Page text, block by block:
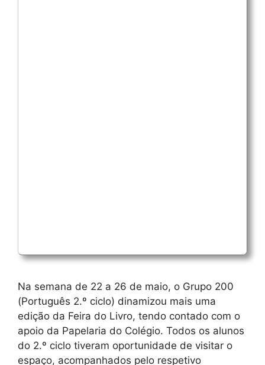
Na semana de 22 a 26 de maio, o Grupo 200
(Português 2.º ciclo) dinamizou mais uma
edição da Feira do Livro, tendo contado com o
apoio da Papelaria do Colégio. Todos os alunos
do 2.º ciclo tiveram oportunidade de visitar o
espaço, acompanhados pelo respetivo